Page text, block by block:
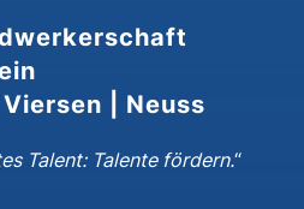
| Neuss
Talent: Talente fördern.“